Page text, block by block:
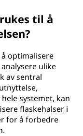
til å
optimalisere
ulike
av sentral
systemet, kan
flaskehalser i
for å forbedre